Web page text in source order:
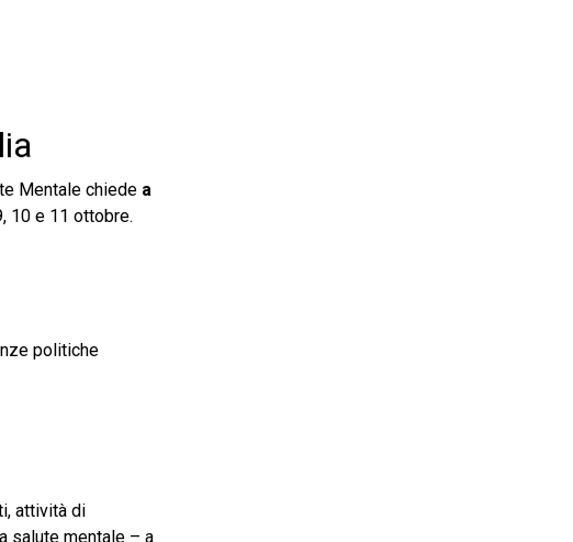
Mentale chiede a
10 e 11 ottobre.
politiche
attività di
salute mentale – a